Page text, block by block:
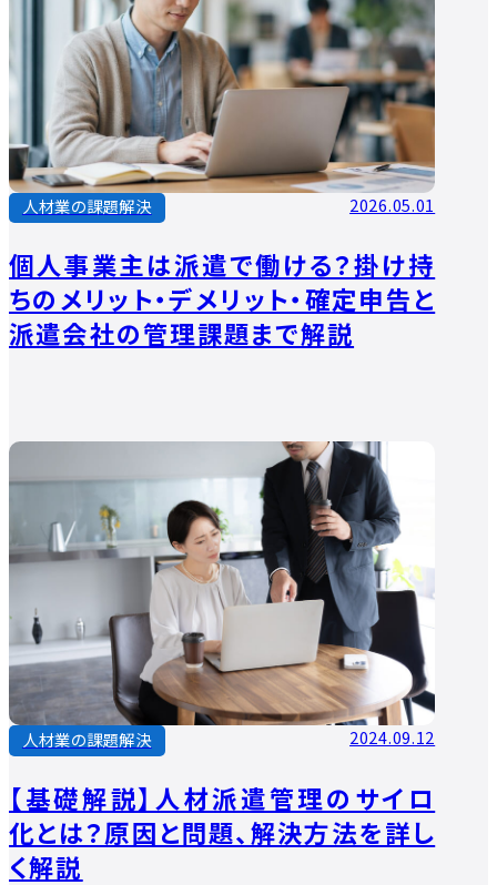
個人事業主は派遣で働ける？掛け持
ちのメリット・デメリット・確定申告と
派遣会社の管理課題まで解説
人材業の課題解決 2026.05.01
【基礎解説】人材派遣管理のサイロ
化とは？原因と問題、解決方法を詳し
く解説
人材業の課題解決 2024.09.12